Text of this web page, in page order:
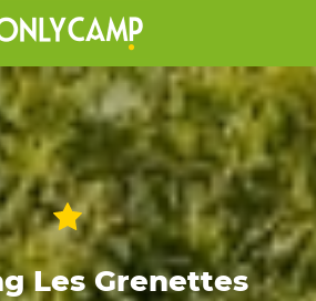
Les Grenettes